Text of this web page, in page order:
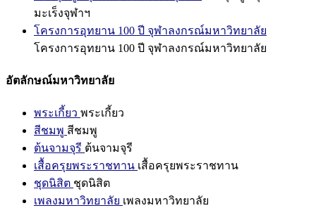
มะเร็งจุฬาฯ
โครงการอุทยาน 100 ปี จุฬาลงกรณ์มหาวิทยาลัย
โครงการอุทยาน 100 ปี จุฬาลงกรณ์มหาวิทยาลัย
อัตลักษณ์มหาวิทยาลัย
พระเกี้ยว พระเกี้ยว
สีชมพู สีชมพู
ต้นจามจุรี ต้นจามจุรี
เสื้อครุยพระราชทาน เสื้อครุยพระราชทาน
ชุดนิสิต ชุดนิสิต
เพลงมหาวิทยาลัย เพลงมหาวิทยาลัย